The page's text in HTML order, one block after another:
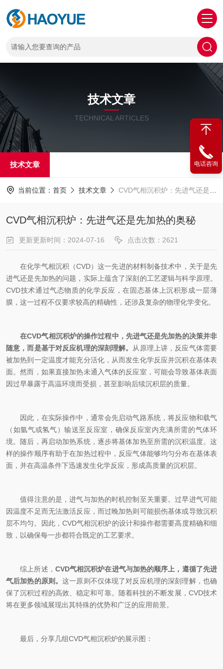
技术文章
TECHNICAL ARTICLES
技术文章
当前位置： 首页 技术文章 CVD气相沉积炉：先进气还是先加热的奥秘
CVD气相沉积炉：先进气还是先加热的奥秘
更新更新时间：2024-07-16 点击次数：2621
在化学气相沉积（CVD）这一先进的材料制备技术中，关于是先
进气还是先加热的问题，实际上蕴含了深刻的工艺逻辑与科学原理。
CVD技术通过气态物质的化学反应，在固态基体上沉积形成一层薄
膜，这一过程不仅要求较高的精确性，还涉及复杂的物理化学变化。
在CVD气相沉积炉的操作过程中，先进气还是先加热的决策并非
随意，而是基于对反应机理的深刻理解。 从原理上讲，反应气体需要
被加热到一定温度才能充分活化，从而发生化学反应并沉积在基体表
面。然而，如果直接加热未通入气体的反应室，可能会导致基体表面
因过早暴露于高温环境而受损，甚至影响后续沉积层的质量。
因此，在实际操作中，通常会先启动气路系统，将反应物和载气
（如氩气或氢气）输送至反应室，确保反应室内充满所需的气体环
境。随后，再启动加热系统，逐步将基体加热至所需的沉积温度。这
样的操作顺序有助于在加热过程中，反应气体能够均匀分布在基体表
面，并在高温条件下迅速发生化学反应，形成高质量的沉积层。
值得注意的是，进气与加热的时机控制至关重要。过早进气可能
因温度不足而无法激活反应，而过晚加热则可能损伤基体或导致沉积
层不均匀。因此，CVD气相沉积炉的设计和操作都需要高度精确和细
致，以确保每一步都符合既定的工艺要求。
综上所述， CVD气相沉积炉在进气与加热的顺序上，遵循了先进
气后加热的原则。这一原则不仅体现了对反应机理的深刻理解，也确
保了沉积过程的高效、稳定和可靠。随着科技的不断发展，CVD技术
将在更多领域展现出其特殊的优势和广泛的应用前景。
最后，分享几组CVD气相沉积炉的展示图：
电话咨询